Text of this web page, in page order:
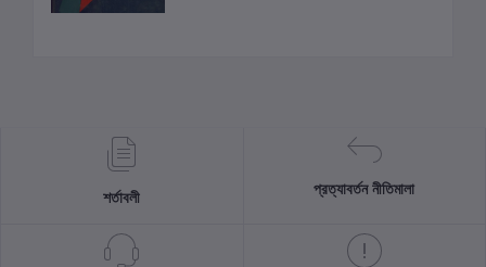
শর্তাবলী প্রত্যাবর্তন নীতিমালা